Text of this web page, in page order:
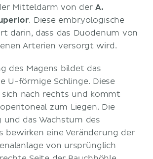
Mitteldarm von der A.
. Diese embryologische
darin, dass das Duodenum von
Arterien versorgt wird.
des Magens bildet das
U-förmige Schlinge. Diese
nach rechts und kommt
zum Liegen. Die
und das Wachstum des
bewirken eine Veränderung der
von ursprünglich